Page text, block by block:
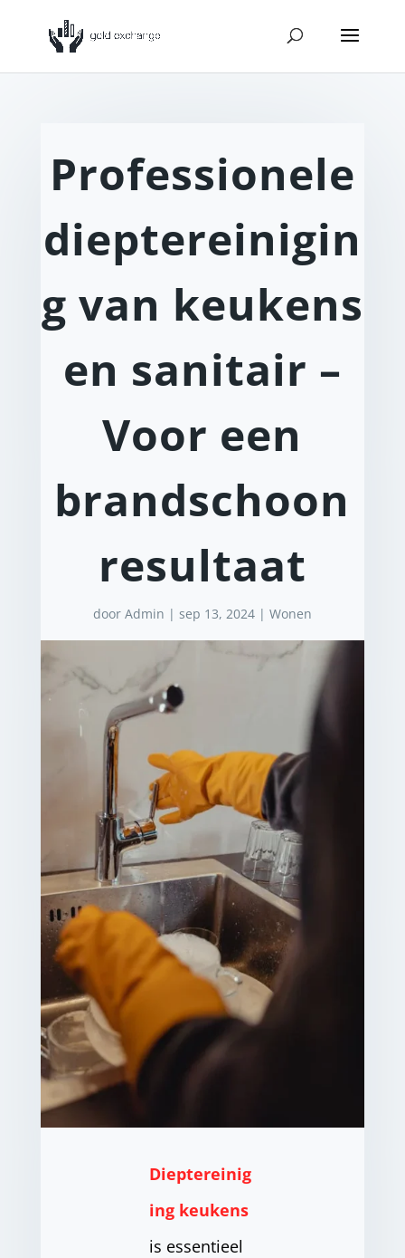
Professionele
dieptereinigin
g van keukens
en sanitair –
Voor een
brandschoon
resultaat
door Admin | sep 13, 2024| Wonen
Dieptereinig
ing keukens
is essentieel